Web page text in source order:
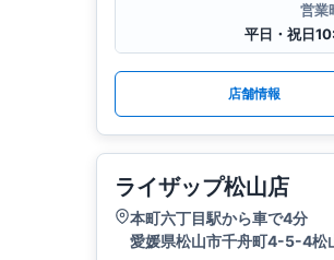
営業
平日・祝日
店舗情報
ライザップ松山店
本町六丁目駅から車で4分
愛媛県松山市千舟町4-5-4松